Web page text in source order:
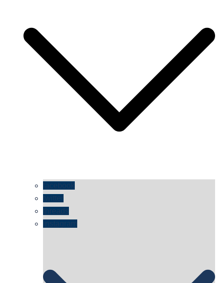
facebook
twitter
threads
instagram